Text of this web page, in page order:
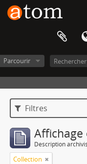
Parcourir
Filtres
Affichage
Description
Collection